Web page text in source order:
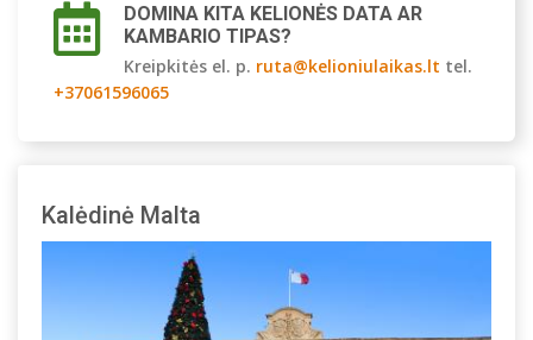
DOMINA KITA KELIONĖS DATA AR
KAMBARIO TIPAS?
Kreipkitės el. p. ruta@kelioniulaikas.lt tel.
+37061596065
Kalėdinė Malta